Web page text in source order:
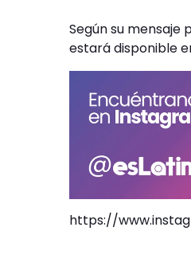
Según su mensaje
estará disponible
https://